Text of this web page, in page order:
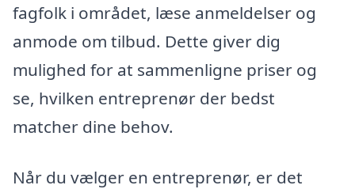
fagfolk i området, læse anmeldelser og
anmode om tilbud. Dette giver dig
mulighed for at sammenligne priser og
se, hvilken entreprenør der bedst
matcher dine behov.
Når du vælger en entreprenør, er det